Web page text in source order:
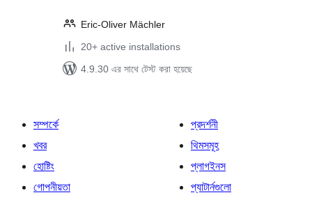
Eric-Oliver Mächler
20+ active installations
4.9.30 এর সাথে টেস্ট করা হয়েছে
সম্পর্কে
খবর
হোষ্টিং
গোপনীয়তা
প্রদর্শনী
থিমসমূহ
প্লাগইনস
প্যাটার্নগুলো